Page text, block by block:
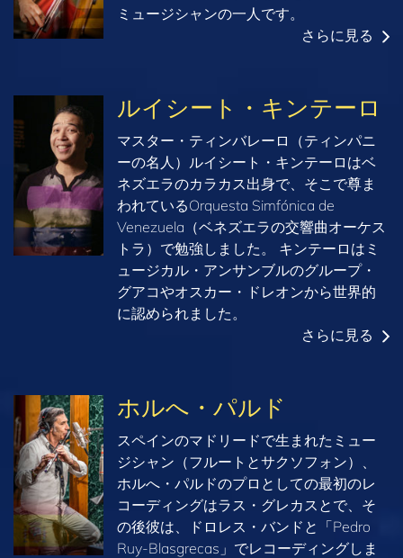
ミュージシャンの一人です。
さらに見る
ルイシート・キンテーロ
マスター・ティンバレーロ（ティンパニ
ーの名人）ルイシート・キンテーロはベ
ネズエラのカラカス出身で、そこで尊ま
われているOrquesta Simfónica de
Venezuela（ベネズエラの交響曲オーケス
トラ）で勉強しました。 キンテーロはミ
ュージカル・アンサンブルのグループ・
グアコやオスカー・ドレオンから世界的
に認められました。
さらに見る
ホルへ・パルド
スペインのマドリードで生まれたミュー
ジシャン（フルートとサクソフォン）、
ホルへ・パルドのプロとしての最初のレ
コーディングはラス・グレカスとで、そ
の後彼は、ドロレス・バンドと「Pedro
Ruy-Blasgrecas」でレコーディングしま